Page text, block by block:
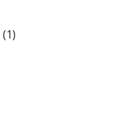
(1)